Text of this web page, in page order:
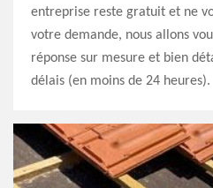
entreprise reste gratuit et ne
votre demande, nous allons
réponse sur mesure et bien
délais (en moins de 24 heures).